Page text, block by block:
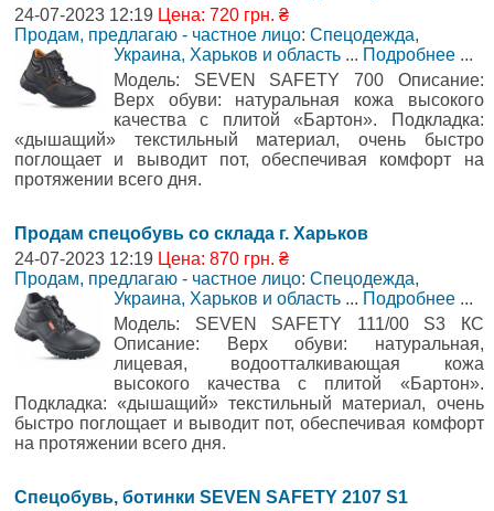
24-07-2023 12:19 Цена: 720 грн. ₴
Продам, предлагаю - частное лицо: Спецодежда,
Украина, Харьков и область ... Подробнее ...
Модель: SЕVEN SAFETY 700 Описание:
Верх обуви: натуральная кожа высокого
качества с плитой «Бартон». Подкладка:
«дышащий» текстильный материал, очень быстро
поглощает и выводит пот, обеспечивая комфорт на
протяжении всего дня.
Продам спецобувь со склада г. Харьков
24-07-2023 12:19 Цена: 870 грн. ₴
Продам, предлагаю - частное лицо: Спецодежда,
Украина, Харьков и область ... Подробнее ...
Модель: SЕVEN SAFETY 111/00 S3 КС
Описание: Верх обуви: натуральная,
лицевая, водоотталкивающая кожа
высокого качества с плитой «Бартон».
Подкладка: «дышащий» текстильный материал, очень
быстро поглощает и выводит пот, обеспечивая комфорт
на протяжении всего дня.
Спецобувь, ботинки SЕVEN SAFETY 2107 S1